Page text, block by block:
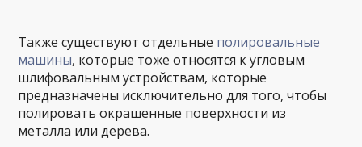
Также существуют отдельные полировальные
машины, которые тоже относятся к угловым
шлифовальным устройствам, которые
предназначены исключительно для того, чтобы
полировать окрашенные поверхности из
металла или дерева.